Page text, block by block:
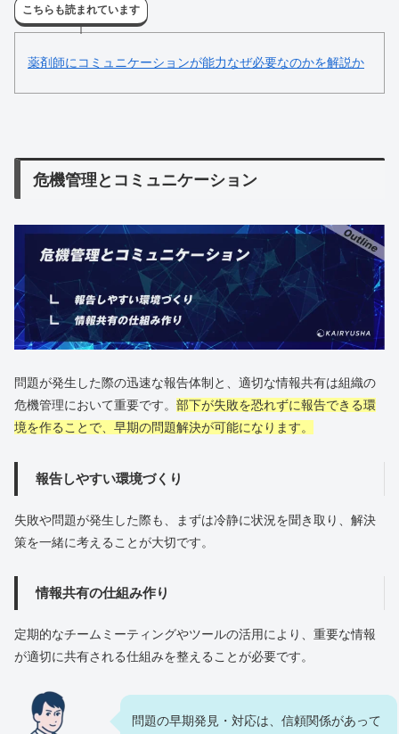
こちらも読まれています
薬剤師にコミュニケーションが能力なぜ必要なのかを解説か
危機管理とコミュニケーション
問題が発生した際の迅速な報告体制と、適切な情報共有は組織の
危機管理において重要です。 部下が失敗を恐れずに報告できる環
境を作ることで、早期の問題解決が可能になります。
報告しやすい環境づくり
失敗や問題が発生した際も、まずは冷静に状況を聞き取り、解決
策を一緒に考えることが大切です。
情報共有の仕組み作り
定期的なチームミーティングやツールの活用により、重要な情報
が適切に共有される仕組みを整えることが必要です。
問題の早期発見・対応は、信頼関係があって